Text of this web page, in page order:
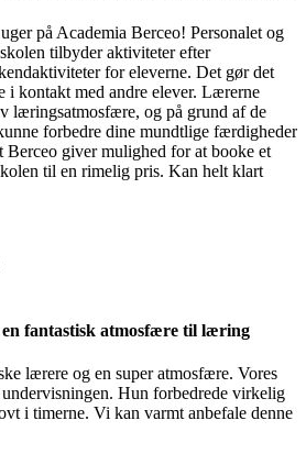
på Academia Berceo! Personalet og
tilbyder aktiviteter efter
for eleverne. Det gør det
i kontakt med andre elever. Lærerne
læringsatmosfære, og på grund af de
forbedre dine mundtlige færdigheder
Berceo giver mulighed for at booke et
til en rimelig pris. Kan helt klart
fantastisk atmosfære til læring
lærere og en super atmosfære. Vores
Hun forbedrede virkelig
i timerne. Vi kan varmt anbefale denne